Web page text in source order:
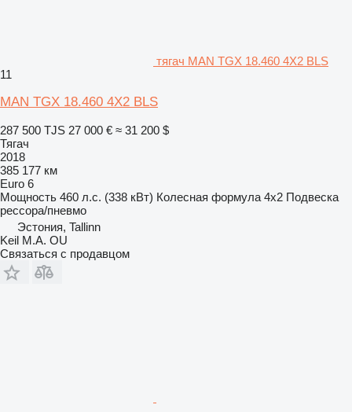
тягач MAN TGX 18.460 4X2 BLS
11
MAN TGX 18.460 4X2 BLS
287 500 TJS 27 000 € ≈ 31 200 $
Тягач
2018
385 177 км
Euro 6
Мощность 460 л.с. (338 кВт) Колесная формула 4x2 Подвеска
рессора/пневмо
Эстония, Tallinn
Keil M.A. OU
Связаться с продавцом